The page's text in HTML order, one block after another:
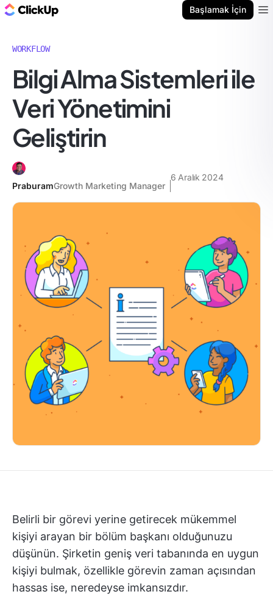
Başlamak İçin
WORKFLOW
Bilgi Alma Sistemleri ile
Veri Yönetimini
Geliştirin
PraburamGrowth Marketing Manager
6 Aralık 2024
Belirli bir görevi yerine getirecek mükemmel
kişiyi arayan bir bölüm başkanı olduğunuzu
düşünün. Şirketin geniş veri tabanında en uygun
kişiyi bulmak, özellikle görevin zaman açısından
hassas ise, neredeyse imkansızdır.